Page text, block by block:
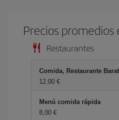
Precios promedios
Restaurantes
Comida, Restaurante
12,00 €
Menú comida rápida
8,00 €